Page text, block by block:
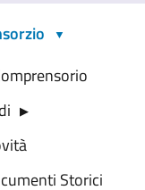
Storici